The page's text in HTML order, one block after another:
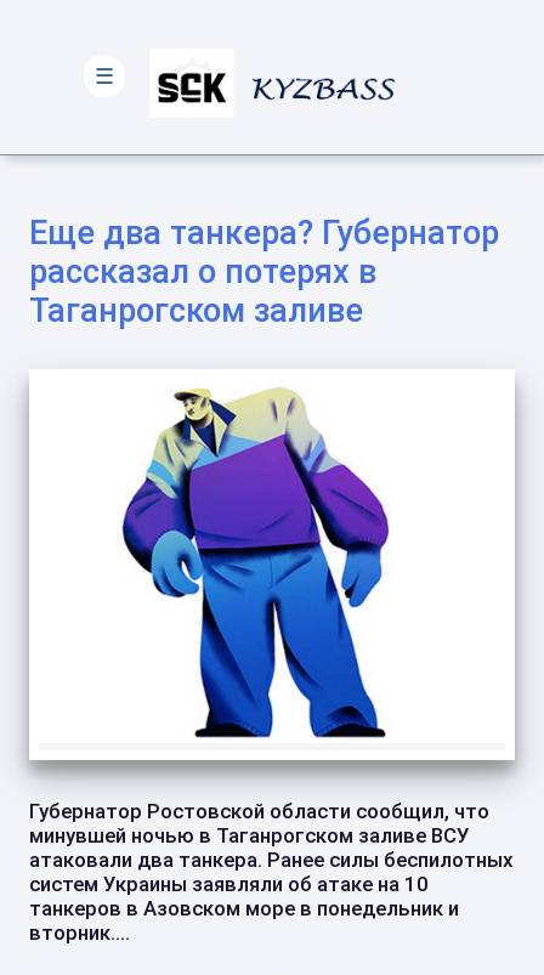
Еще два танкера? Губернатор
рассказал о потерях в
Таганрогском заливе
Губернатор Ростовской области сообщил, что
минувшей ночью в Таганрогском заливе ВСУ
атаковали два танкера. Ранее силы беспилотных
систем Украины заявляли об атаке на 10
танкеров в Азовском море в понедельник и
вторник....
☰